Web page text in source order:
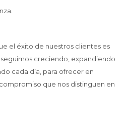
el éxito de nuestros clientes es
creciendo, expandiendo
cada día, para ofrecer en
que nos distinguen en